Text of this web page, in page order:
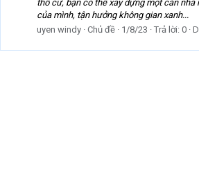
thổ cư, bạn có thể xây dựng một căn nhà
của mình, tận hưởng không gian xanh...
uyen windy Chủ đề 1/8/23 Trả lời: 0